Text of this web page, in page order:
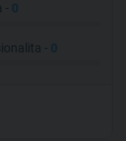
- 0
- 0